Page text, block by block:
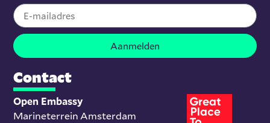
Aanmelden
Contact
Open Embassy
Marineterrein Amsterdam